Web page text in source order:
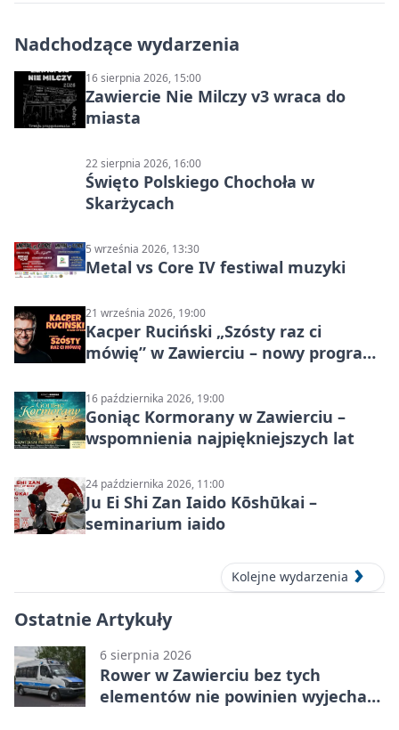
Nadchodzące wydarzenia
16 sierpnia 2026, 15:00
Zawiercie Nie Milczy v3 wraca do
miasta
22 sierpnia 2026, 16:00
Święto Polskiego Chochoła w
Skarżycach
5 września 2026, 13:30
Metal vs Core IV festiwal muzyki
21 września 2026, 19:00
Kacper Ruciński „Szósty raz ci
mówię” w Zawierciu – nowy program
16 października 2026, 19:00
Goniąc Kormorany w Zawierciu –
wspomnienia najpiękniejszych lat
24 października 2026, 11:00
Ju Ei Shi Zan Iaido Kōshūkai –
seminarium iaido
Kolejne wydarzenia
Ostatnie Artykuły
6 sierpnia 2026
Rower w Zawierciu bez tych
elementów nie powinien wyjechać